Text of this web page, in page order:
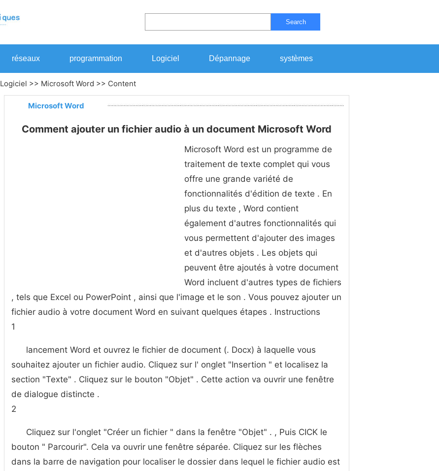
Search
réseaux programmation Logiciel Dépannage systèmes
Logiciel >> Microsoft Word >> Content
Microsoft Word
Comment ajouter un fichier audio à un document Microsoft Word
Microsoft Word est un programme de
traitement de texte complet qui vous
offre une grande variété de
fonctionnalités d'édition de texte . En
plus du texte , Word contient
également d'autres fonctionnalités qui
vous permettent d'ajouter des images
et d'autres objets . Les objets qui
peuvent être ajoutés à votre document
Word incluent d'autres types de fichiers
, tels que Excel ou PowerPoint , ainsi que l'image et le son . Vous pouvez ajouter un
fichier audio à votre document Word en suivant quelques étapes . Instructions
1
lancement Word et ouvrez le fichier de document (. Docx) à laquelle vous
souhaitez ajouter un fichier audio. Cliquez sur l' onglet "Insertion " et localisez la
section "Texte" . Cliquez sur le bouton "Objet" . Cette action va ouvrir une fenêtre
de dialogue distincte .
2
Cliquez sur l'onglet "Créer un fichier " dans la fenêtre "Objet" . , Puis CICK le
bouton " Parcourir". Cela va ouvrir une fenêtre séparée. Cliquez sur les flèches
dans la barre de navigation pour localiser le dossier dans lequel le fichier audio est